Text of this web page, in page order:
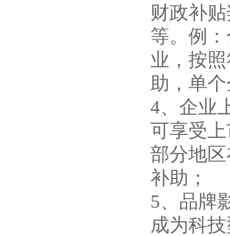
财政补
等。例
业，按
助，单
4、企业
可享受
部分地
补助；
5、品牌
成为科